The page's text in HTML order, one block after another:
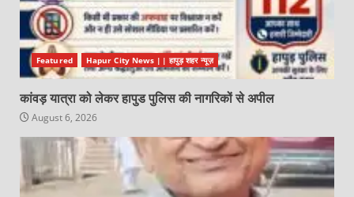
Featured Hapur City News || हापुड़ शहर न्यूज़
कांवड़ यात्रा को लेकर हापुड पुलिस की नागरिकों से अपील
August 6, 2026